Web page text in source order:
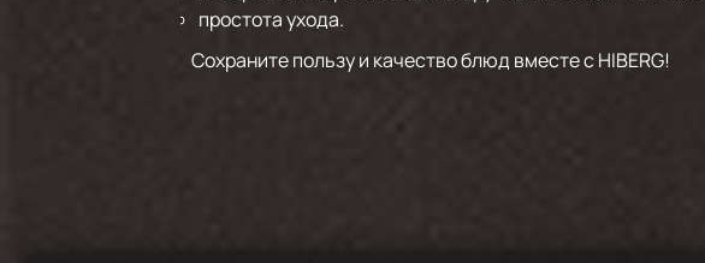
простота ухода.
Сохраните пользу и качество блюд вместе с HIBERG!